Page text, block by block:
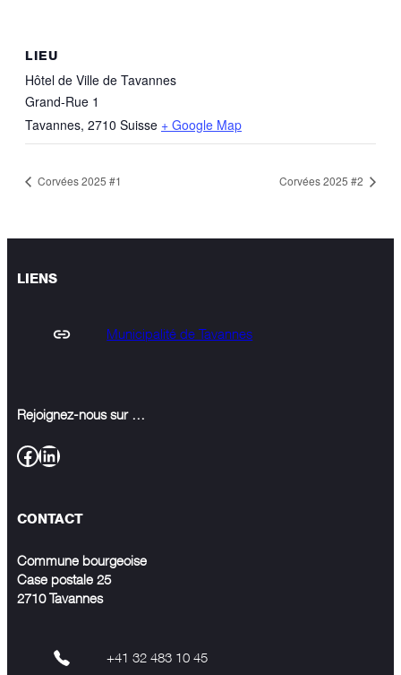
LIEU
Hôtel de Ville de Tavannes
Grand-Rue 1
Tavannes, 2710 Suisse + Google Map
Corvées 2025 #1 Corvées 2025 #2
LIENS
Municipalité de Tavannes
Rejoignez-nous sur …
Facebook LinkedIn
CONTACT
Commune bourgeoise
Case postale 25
2710 Tavannes
+41 32 483 10 45